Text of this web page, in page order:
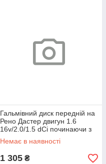
Гальмівний диск передній на
Рено Дастер двигун 1.6
16v/2.0/1.5 dCi починаючи з
2011 г Denckermann
(Польща) B
Немає в наявності
1 305 ₴